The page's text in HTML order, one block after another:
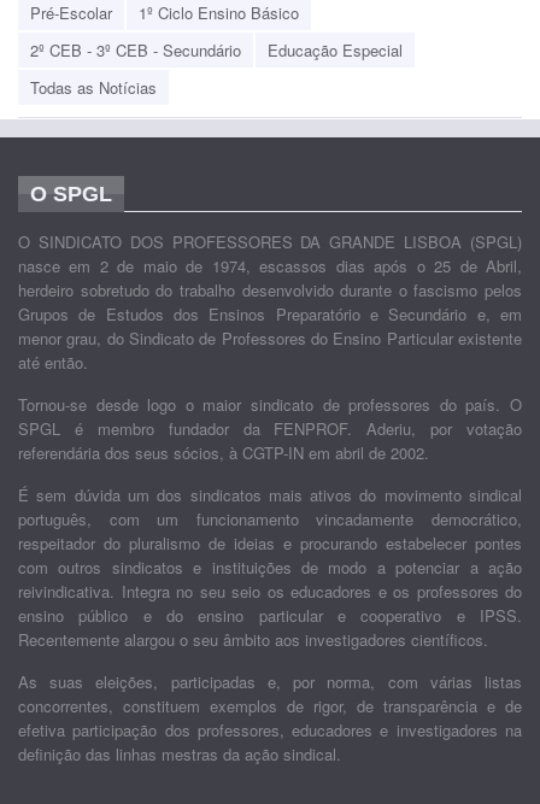
Pré-Escolar
1º Ciclo Ensino Básico
2º CEB - 3º CEB - Secundário
Educação Especial
Todas as Notícias
O SPGL
O SINDICATO DOS PROFESSORES DA GRANDE LISBOA (SPGL)
nasce em 2 de maio de 1974, escassos dias após o 25 de Abril,
herdeiro sobretudo do trabalho desenvolvido durante o fascismo pelos
Grupos de Estudos dos Ensinos Preparatório e Secundário e, em
menor grau, do Sindicato de Professores do Ensino Particular existente
até então.
Tornou-se desde logo o maior sindicato de professores do país. O
SPGL é membro fundador da FENPROF. Aderiu, por votação
referendária dos seus sócios, à CGTP-IN em abril de 2002.
É sem dúvida um dos sindicatos mais ativos do movimento sindical
português, com um funcionamento vincadamente democrático,
respeitador do pluralismo de ideias e procurando estabelecer pontes
com outros sindicatos e instituições de modo a potenciar a ação
reivindicativa. Integra no seu seio os educadores e os professores do
ensino público e do ensino particular e cooperativo e IPSS.
Recentemente alargou o seu âmbito aos investigadores científicos.
As suas eleições, participadas e, por norma, com várias listas
concorrentes, constituem exemplos de rigor, de transparência e de
efetiva participação dos professores, educadores e investigadores na
definição das linhas mestras da ação sindical.